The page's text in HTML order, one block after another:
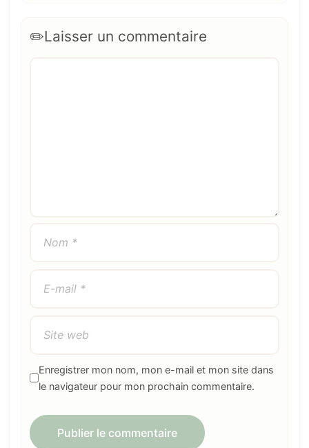
Laisser un commentaire
Enregistrer mon nom, mon e-mail et mon site dans
le navigateur pour mon prochain commentaire.